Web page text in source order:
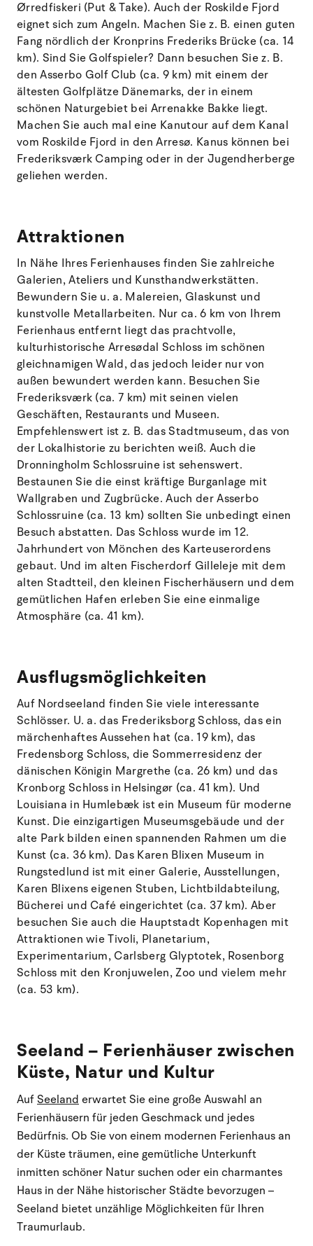
Ørredfiskeri (Put & Take). Auch der Roskilde Fjord
eignet sich zum Angeln. Machen Sie z. B. einen guten
Fang nördlich der Kronprins Frederiks Brücke (ca. 14
km). Sind Sie Golfspieler? Dann besuchen Sie z. B.
den Asserbo Golf Club (ca. 9 km) mit einem der
ältesten Golfplätze Dänemarks, der in einem
schönen Naturgebiet bei Arrenakke Bakke liegt.
Machen Sie auch mal eine Kanutour auf dem Kanal
vom Roskilde Fjord in den Arresø. Kanus können bei
Frederiksværk Camping oder in der Jugendherberge
geliehen werden.
Attraktionen
In Nähe Ihres Ferienhauses finden Sie zahlreiche
Galerien, Ateliers und Kunsthandwerkstätten.
Bewundern Sie u. a. Malereien, Glaskunst und
kunstvolle Metallarbeiten. Nur ca. 6 km von Ihrem
Ferienhaus entfernt liegt das prachtvolle,
kulturhistorische Arresødal Schloss im schönen
gleichnamigen Wald, das jedoch leider nur von
außen bewundert werden kann. Besuchen Sie
Frederiksværk (ca. 7 km) mit seinen vielen
Geschäften, Restaurants und Museen.
Empfehlenswert ist z. B. das Stadtmuseum, das von
der Lokalhistorie zu berichten weiß. Auch die
Dronningholm Schlossruine ist sehenswert.
Bestaunen Sie die einst kräftige Burganlage mit
Wallgraben und Zugbrücke. Auch der Asserbo
Schlossruine (ca. 13 km) sollten Sie unbedingt einen
Besuch abstatten. Das Schloss wurde im 12.
Jahrhundert von Mönchen des Karteuserordens
gebaut. Und im alten Fischerdorf Gilleleje mit dem
alten Stadtteil, den kleinen Fischerhäusern und dem
gemütlichen Hafen erleben Sie eine einmalige
Atmosphäre (ca. 41 km).
Ausflugsmöglichkeiten
Auf Nordseeland finden Sie viele interessante
Schlösser. U. a. das Frederiksborg Schloss, das ein
märchenhaftes Aussehen hat (ca. 19 km), das
Fredensborg Schloss, die Sommerresidenz der
dänischen Königin Margrethe (ca. 26 km) und das
Kronborg Schloss in Helsingør (ca. 41 km). Und
Louisiana in Humlebæk ist ein Museum für moderne
Kunst. Die einzigartigen Museumsgebäude und der
alte Park bilden einen spannenden Rahmen um die
Kunst (ca. 36 km). Das Karen Blixen Museum in
Rungstedlund ist mit einer Galerie, Ausstellungen,
Karen Blixens eigenen Stuben, Lichtbildabteilung,
Bücherei und Café eingerichtet (ca. 37 km). Aber
besuchen Sie auch die Hauptstadt Kopenhagen mit
Attraktionen wie Tivoli, Planetarium,
Experimentarium, Carlsberg Glyptotek, Rosenborg
Schloss mit den Kronjuwelen, Zoo und vielem mehr
(ca. 53 km).
Seeland – Ferienhäuser zwischen
Küste, Natur und Kultur
AufSeeland erwartet Sie eine große Auswahl an
Ferienhäusern für jeden Geschmack und jedes
Bedürfnis. Ob Sie von einem modernen Ferienhaus an
der Küste träumen, eine gemütliche Unterkunft
inmitten schöner Natur suchen oder ein charmantes
Haus in der Nähe historischer Städte bevorzugen –
Seeland bietet unzählige Möglichkeiten für Ihren
Traumurlaub.